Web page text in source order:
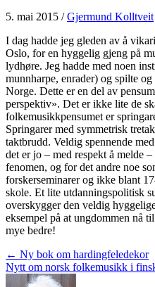
5. mai 2015 /Gjermund Kolltveit
I dag hadde jeg gleden av å
Oslo, for en hyggelig gjeng på
lydhøre. Jeg hadde med noen
munnharpe, enrader) og spilte
Norge. Dette er en del av
perspektiv». Det er ikke lite de
folkemusikkpensumet er
Springarer med symmetrisk
taktbrudd. Veldig spennende
det er jo – med respekt å melde
fenomen, og for det andre noe
forskerseminarer og ikke blant
skole. Et lite utdanningspolitisk
overskygger den veldig
eksempel på at ungdommen nå
mye bedre!
Posts
navigation
← Ny bok om hardingfeledekor
Nytt om norsk folkemusikk i